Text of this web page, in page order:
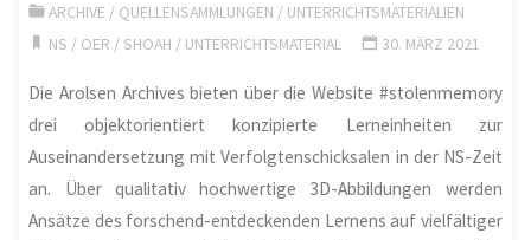
für
ausleihbar."
Bildungsserver"
ARCHIVE / QUELLENSAMMLUNGEN / UNTERRICHTSMATERIALIEN
NS / OER / SHOAH / UNTERRICHTSMATERIAL 30. MÄRZ 2021
Die Arolsen Archives bieten über die Website #stolenmemory
drei objektorientiert konzipierte Lerneinheiten zur
Auseinandersetzung mit Verfolgtenschicksalen in der NS-Zeit
an. Über qualitativ hochwertige 3D-Abbildungen werden
Ansätze des forschend-entdeckenden Lernens auf vielfältiger